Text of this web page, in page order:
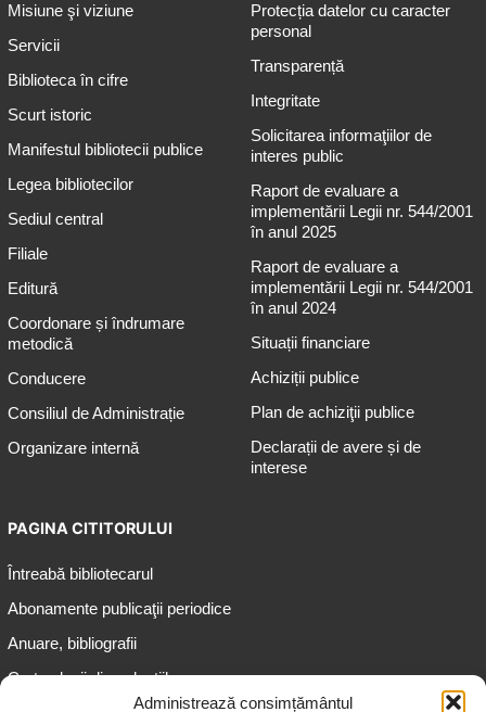
Administrează consimțământul
Misiune şi viziune
Servicii
Biblioteca în cifre
Scurt istoric
Manifestul bibliotecii publice
Legea bibliotecilor
Sediul central
Filiale
Editură
Coordonare și îndrumare
metodică
Conducere
Consiliul de Administrație
Organizare internă
Protecția datelor cu caracter
personal
Transparență
Integritate
Solicitarea informaţiilor de
interes public
Raport de evaluare a
implementării Legii nr. 544/2001
în anul 2025
Raport de evaluare a
implementării Legii nr. 544/2001
în anul 2024
Situații financiare
Achiziții publice
Plan de achiziţii publice
Declarații de avere și de
interese
PAGINA CITITORULUI
Întreabă bibliotecarul
Abonamente publicaţii periodice
Anuare, bibliografii
Cartea lunii din colecțiile